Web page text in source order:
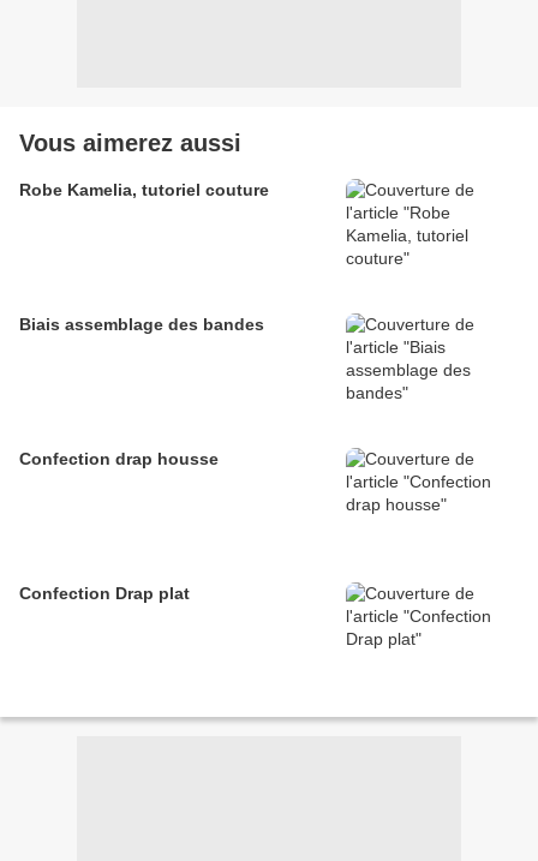
Vous aimerez aussi
Robe Kamelia, tutoriel couture
Biais assemblage des bandes
Confection drap housse
Confection Drap plat